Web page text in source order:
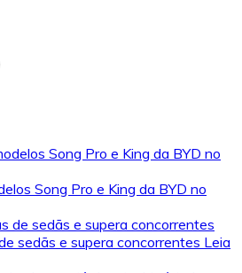
Song Pro e King da BYD no
sedãs e supera concorrentes Leia